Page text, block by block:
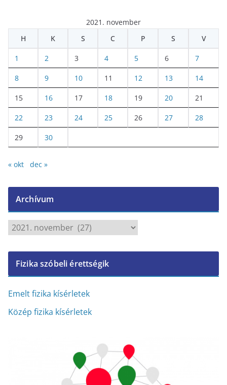
2021. november
H
K S C P S V
1 2 3 4 5 6 7
8 9 10 11 12 13 14
15 16 17 18 19 20 21
22 23 24 25 26 27 28
29 30
« okt dec »
Archívum
c
í
v
m
Fizika szóbeli érettségik
Emelt fizika kísérletek
Közép fizika kísérletek